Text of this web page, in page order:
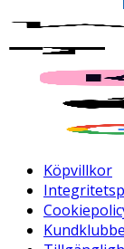
Köpvillkor